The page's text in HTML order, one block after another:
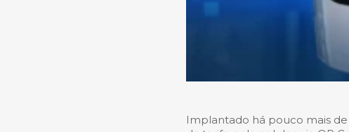
Implantado há pouco mais